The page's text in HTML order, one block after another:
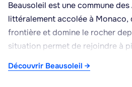
Beausoleil est une commune
littéralement accolée à Monaco,
frontière et domine le rocher
situation permet de rejoindre à
son casino emblématique, ainsi
Découvrir Beausoleil →